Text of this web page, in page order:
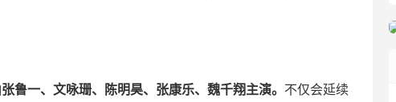
鲁一、文咏珊、陈明昊、张康乐、魏千翔主演。 不仅会延续